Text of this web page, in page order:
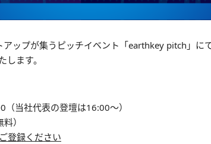
ップが集うピッチイベント「earthkey pitch」に
ます。
当社代表の登壇は16:00〜）
）
登録ください